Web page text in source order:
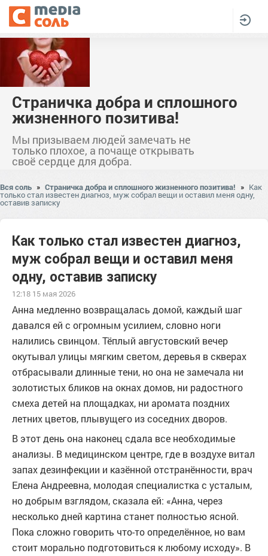
Страничка добра и сплошного
жизненного позитива!
Мы призываем людей замечать не
только плохое, а почаще открывать
своё сердце для добра.
Вся соль » Страничка добра и сплошного жизненного позитива! » Как
только стал известен диагноз, муж собрал вещи и оставил меня одну,
оставив записку
Как только стал известен диагноз,
муж собрал вещи и оставил меня
одну, оставив записку
12:18 15 мая 2026
Анна медленно возвращалась домой, каждый шаг
давался ей с огромным усилием, словно ноги
налились свинцом. Тёплый августовский вечер
окутывал улицы мягким светом, деревья в скверах
отбрасывали длинные тени, но она не замечала ни
золотистых бликов на окнах домов, ни радостного
смеха детей на площадках, ни аромата поздних
летних цветов, плывущего из соседних дворов.
В этот день она наконец сдала все необходимые
анализы. В медицинском центре, где в воздухе витал
запах дезинфекции и казённой отстранённости, врач
Елена Андреевна, молодая специалистка с усталым,
но добрым взглядом, сказала ей: «Анна, через
несколько дней картина станет полностью ясной.
Пока сложно говорить что-то определённое, но вам
стоит морально подготовиться к любому исходу». В